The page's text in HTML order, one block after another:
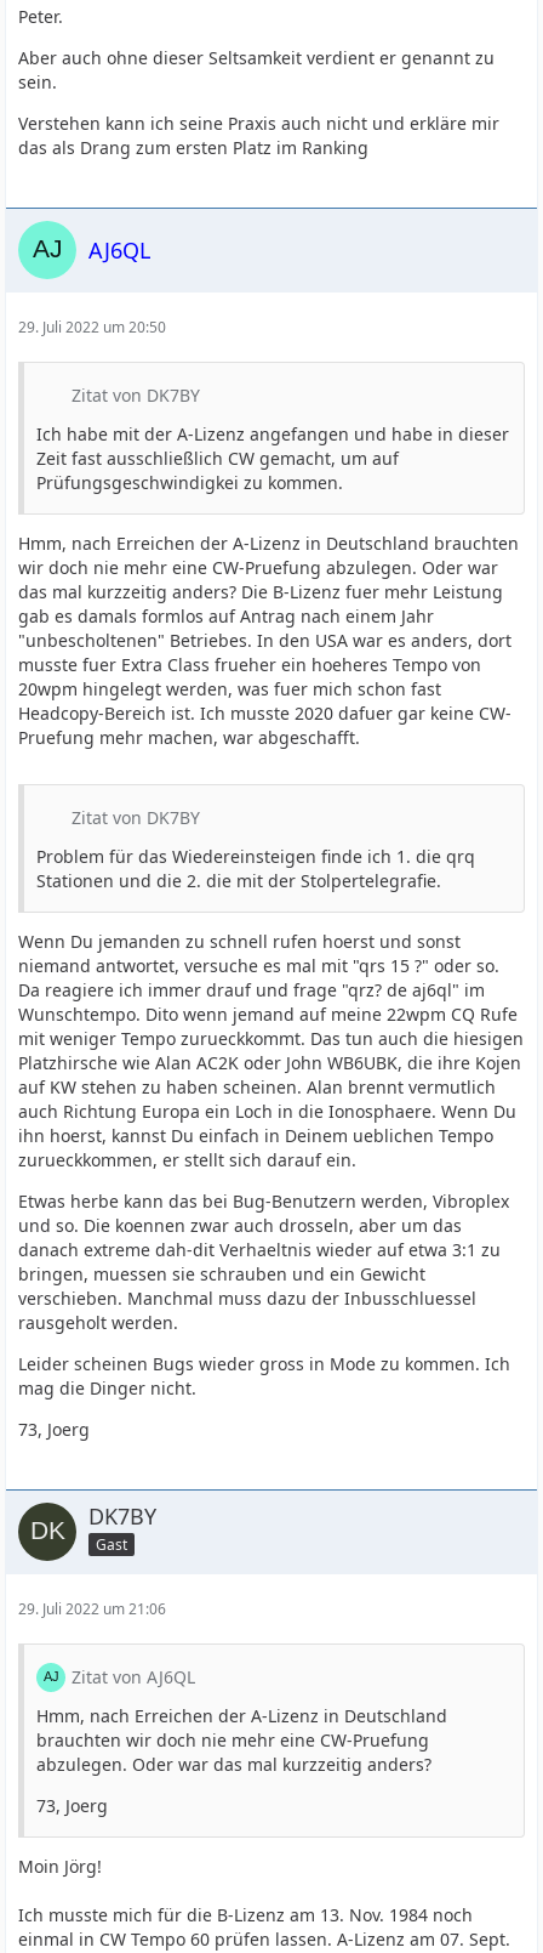
Peter.
Aber auch ohne dieser Seltsamkeit verdient er genannt zu
sein.
Verstehen kann ich seine Praxis auch nicht und erkläre mir
das als Drang zum ersten Platz im Ranking
AJ6QL
29. Juli 2022 um 20:50
Zitat von DK7BY
Ich habe mit der A-Lizenz angefangen und habe in dieser
Zeit fast ausschließlich CW gemacht, um auf
Prüfungsgeschwindigkei zu kommen.
Hmm, nach Erreichen der A-Lizenz in Deutschland brauchten
wir doch nie mehr eine CW-Pruefung abzulegen. Oder war
das mal kurzzeitig anders? Die B-Lizenz fuer mehr Leistung
gab es damals formlos auf Antrag nach einem Jahr
"unbescholtenen" Betriebes. In den USA war es anders, dort
musste fuer Extra Class frueher ein hoeheres Tempo von
20wpm hingelegt werden, was fuer mich schon fast
Headcopy-Bereich ist. Ich musste 2020 dafuer gar keine CW-
Pruefung mehr machen, war abgeschafft.
Zitat von DK7BY
Problem für das Wiedereinsteigen finde ich 1. die qrq
Stationen und die 2. die mit der Stolpertelegrafie.
Wenn Du jemanden zu schnell rufen hoerst und sonst
niemand antwortet, versuche es mal mit "qrs 15 ?" oder so.
Da reagiere ich immer drauf und frage "qrz? de aj6ql" im
Wunschtempo. Dito wenn jemand auf meine 22wpm CQ Rufe
mit weniger Tempo zurueckkommt. Das tun auch die hiesigen
Platzhirsche wie Alan AC2K oder John WB6UBK, die ihre Kojen
auf KW stehen zu haben scheinen. Alan brennt vermutlich
auch Richtung Europa ein Loch in die Ionosphaere. Wenn Du
ihn hoerst, kannst Du einfach in Deinem ueblichen Tempo
zurueckkommen, er stellt sich darauf ein.
Etwas herbe kann das bei Bug-Benutzern werden, Vibroplex
und so. Die koennen zwar auch drosseln, aber um das
danach extreme dah-dit Verhaeltnis wieder auf etwa 3:1 zu
bringen, muessen sie schrauben und ein Gewicht
verschieben. Manchmal muss dazu der Inbusschluessel
rausgeholt werden.
Leider scheinen Bugs wieder gross in Mode zu kommen. Ich
mag die Dinger nicht.
73, Joerg
DK7BY
Gast
29. Juli 2022 um 21:06
Zitat von AJ6QL
Hmm, nach Erreichen der A-Lizenz in Deutschland
brauchten wir doch nie mehr eine CW-Pruefung
abzulegen. Oder war das mal kurzzeitig anders?
73, Joerg
Moin Jörg!
Ich musste mich für die B-Lizenz am 13. Nov. 1984 noch
einmal in CW Tempo 60 prüfen lassen. A-Lizenz am 07. Sept.